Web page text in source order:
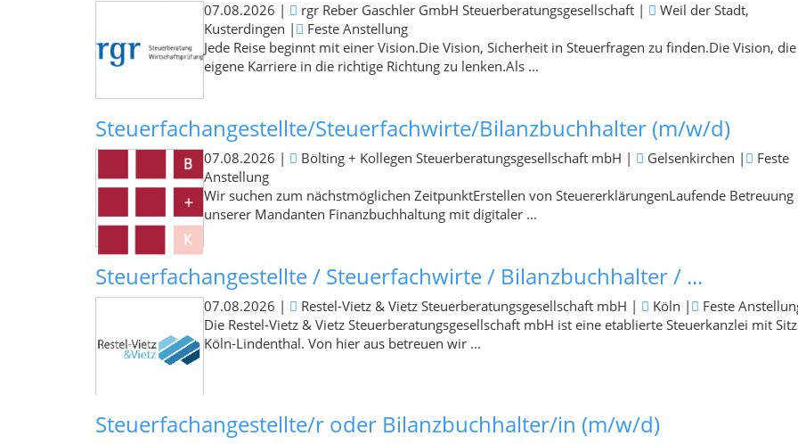
07.08.2026 | rgr Reber Gaschler GmbH Steuerberatungsgesellschaft |
Weil der Stadt,
Kusterdingen |
Feste Anstellung
Jede Reise beginnt mit einer Vision.Die Vision, Sicherheit in Steuerfragen zu finden.Die Vision, die
eigene Karriere in die richtige Richtung zu lenken.Als ...
Steuerfachangestellte/Steuerfachwirte/Bilanzbuchhalter (m/w/d)
07.08.2026 | Bölting + Kollegen Steuerberatungsgesellschaft mbH | Gelsenkirchen |
Feste
Anstellung
Wir suchen zum nächstmöglichen ZeitpunktErstellen von SteuererklärungenLaufende Betreuung
unserer Mandanten Finanzbuchhaltung mit digitaler ...
Steuerfachangestellte / Steuerfachwirte / Bilanzbuchhalter / ...
07.08.2026 | Restel-Vietz & Vietz Steuerberatungsgesellschaft mbH | Köln |
Feste
Die Restel-Vietz & Vietz Steuerberatungsgesellschaft mbH ist eine etablierte Steuerkanzlei mit
Köln-Lindenthal. Von hier aus betreuen wir ...
Steuerfachangestellte/r oder Bilanzbuchhalter/in (m/w/d)